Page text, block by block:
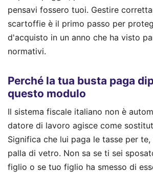
pensavi fossero tuoi. Gestire
scartoffie è il primo passo per
d'acquisto in un anno che ha visto
normativi.
Perché la tua busta paga
questo modulo
Il sistema fiscale italiano non è
datore di lavoro agisce come
Significa che lui paga le tasse per te,
palla di vetro. Non sa se ti sei
figlio o se tuo figlio ha smesso di